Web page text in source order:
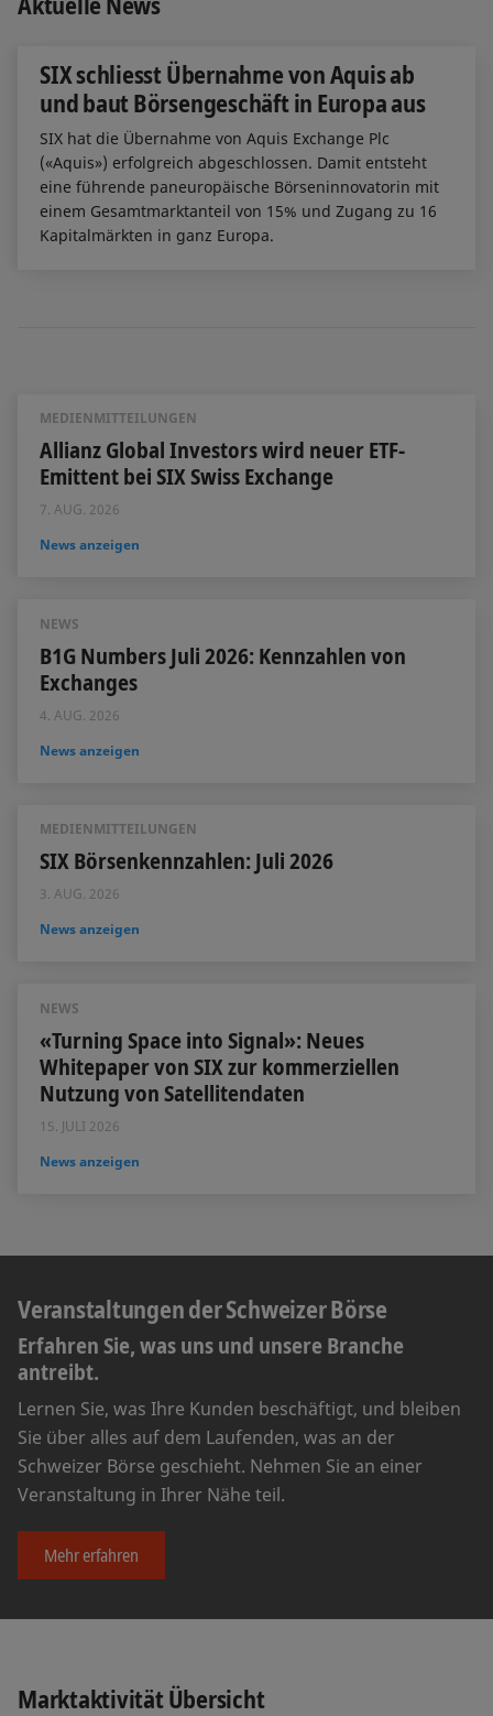
SIX schliesst Übernahme von Aquis ab
und baut Börsengeschäft in Europa aus
SIX hat die Übernahme von Aquis Exchange Plc
(«Aquis») erfolgreich abgeschlossen. Damit entsteht
eine führende paneuropäische Börseninnovatorin mit
einem Gesamtmarktanteil von 15% und Zugang zu 16
Kapitalmärkten in ganz Europa.
MEDIENMITTEILUNGEN
Allianz Global Investors wird neuer ETF-
Emittent bei SIX Swiss Exchange
7. AUG. 2026
News anzeigen
NEWS
B1G Numbers Juli 2026: Kennzahlen von
Exchanges
4. AUG. 2026
News anzeigen
MEDIENMITTEILUNGEN
SIX Börsenkennzahlen: Juli 2026
3. AUG. 2026
News anzeigen
NEWS
«Turning Space into Signal»: Neues
Whitepaper von SIX zur kommerziellen
Nutzung von Satellitendaten
15. JULI 2026
News anzeigen
Veranstaltungen der Schweizer Börse
Erfahren Sie, was uns und unsere Branche
antreibt.
Lernen Sie, was Ihre Kunden beschäftigt, und bleiben
Sie über alles auf dem Laufenden, was an der
Schweizer Börse geschieht. Nehmen Sie an einer
Veranstaltung in Ihrer Nähe teil.
Mehr erfahren
Marktaktivität Übersicht